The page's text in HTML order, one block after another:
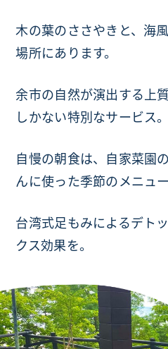
木の葉のささやきと、 海
場所にあります。
余市の自然が演出する上
しかない特別なサービス。
自慢の朝食は、自家菜園
んに使った季節のメニュー
台湾式足もみによるデトッ
クス効果を。